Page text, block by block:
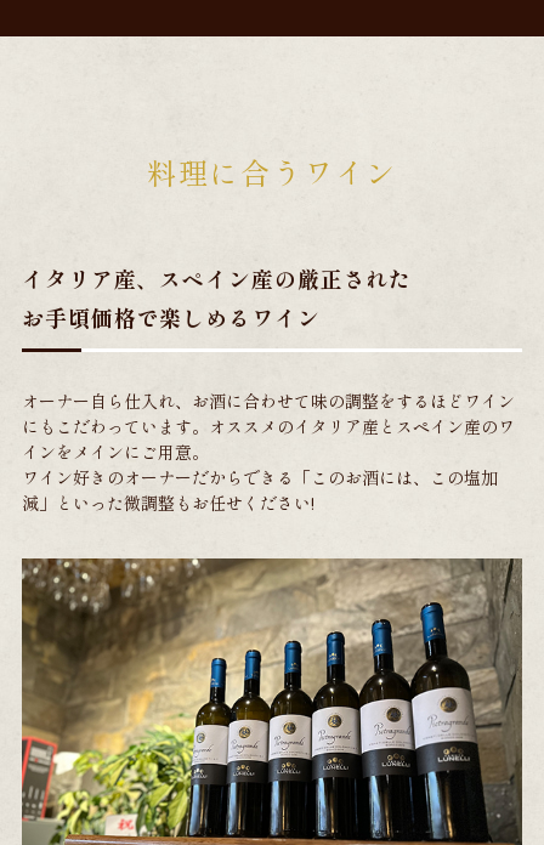
料理に合うワイン
イタリア産、スペイン産の厳正された
お手頃価格で楽しめるワイン
オーナー自ら仕入れ、お酒に合わせて味の調整をするほどワイン
にもこだわっています。オススメのイタリア産とスペイン産のワ
インをメインにご用意。
ワイン好きのオーナーだからできる「このお酒には、この塩加
減」といった微調整もお任せください!